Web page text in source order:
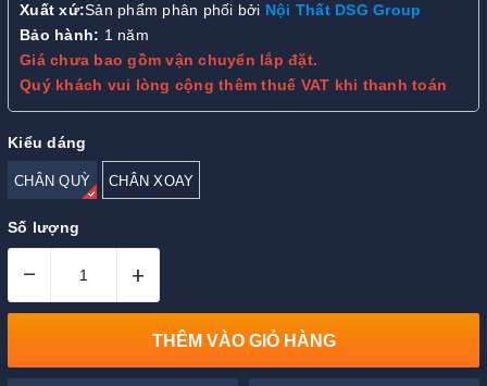
Xuất xứ:Sản phẩm phân phối bởi Nội Thất DSG Group
Bảo hành: 1 năm
Giá chưa bao gồm vận chuyển lắp đặt.
Quý khách vui lòng cộng thêm thuế VAT khi thanh toán
Kiểu dáng
CHÂN QUỲ CHÂN XOAY
Số lượng
– +
THÊM VÀO GIỎ HÀNG